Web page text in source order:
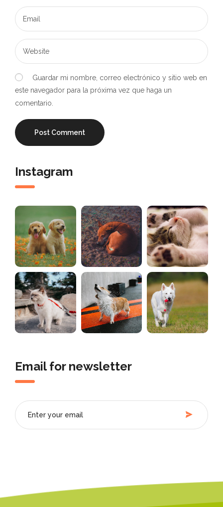
Guardar mi nombre, correo electrónico y sitio web en
este navegador para la próxima vez que haga un
comentario.
Instagram
Email for newsletter